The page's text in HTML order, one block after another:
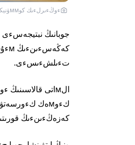
ءوڭءىرلءىك كوммۋنيكاцييالار قىزмەتءى
كەڭەسءىنءىڭ мءۇشەسءى نۇرعالي ساحوۆ باياندادى, – دەپ حابارلايدى
تءىلشءىسءى.
كەزەڭءىنءىڭ